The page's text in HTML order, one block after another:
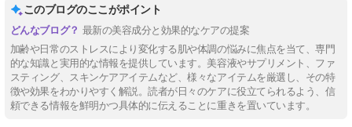
このブログのここがポイント
最新の美容成分と効果的なケアの提案
加齢や日常のストレスにより変化する肌や体調の悩みに焦点を当て、専門
的な知識と実用的な情報を提供しています。美容液やサプリメント、ファ
スティング、スキンケアアイテムなど、様々なアイテムを厳選し、その特
徴や効果をわかりやすく解説。読者が日々のケアに役立てられるよう、信
頼できる情報を鮮明かつ具体的に伝えることに重きを置いています。